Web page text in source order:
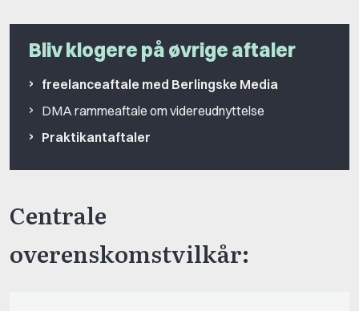
Bliv klogere på øvrige aftaler
freelanceaftale med Berlingske Media
DMA rammeaftale om videreudnyttelse
Praktikantaftaler
Centrale
overenskomstvilkår: